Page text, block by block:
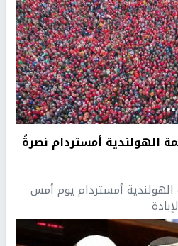
الهولندية أمستردام نصرةً
أمستردام يوم أمس